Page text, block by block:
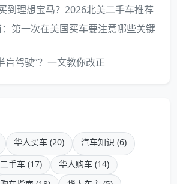
到理想宝马？2026北美二手车推荐
第一次在美国买车要注意哪些关键
盲驾驶”？一文教你改正
华人买车 (20) 汽车知识 (6)
二手车 (17)
华人购车 (14)